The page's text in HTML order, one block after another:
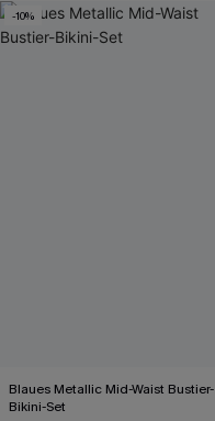
-10%
Blaues Metallic Mid-Waist Bustier-
Bikini-Set